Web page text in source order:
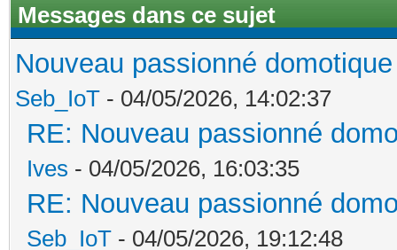
Messages dans ce sujet
Nouveau passionné
Seb_IoT - 04/05/2026, 14:02:37
RE: Nouveau passionné
Ives - 04/05/2026, 16:03:35
RE: Nouveau passionné
Seb_IoT - 04/05/2026, 19:12:48